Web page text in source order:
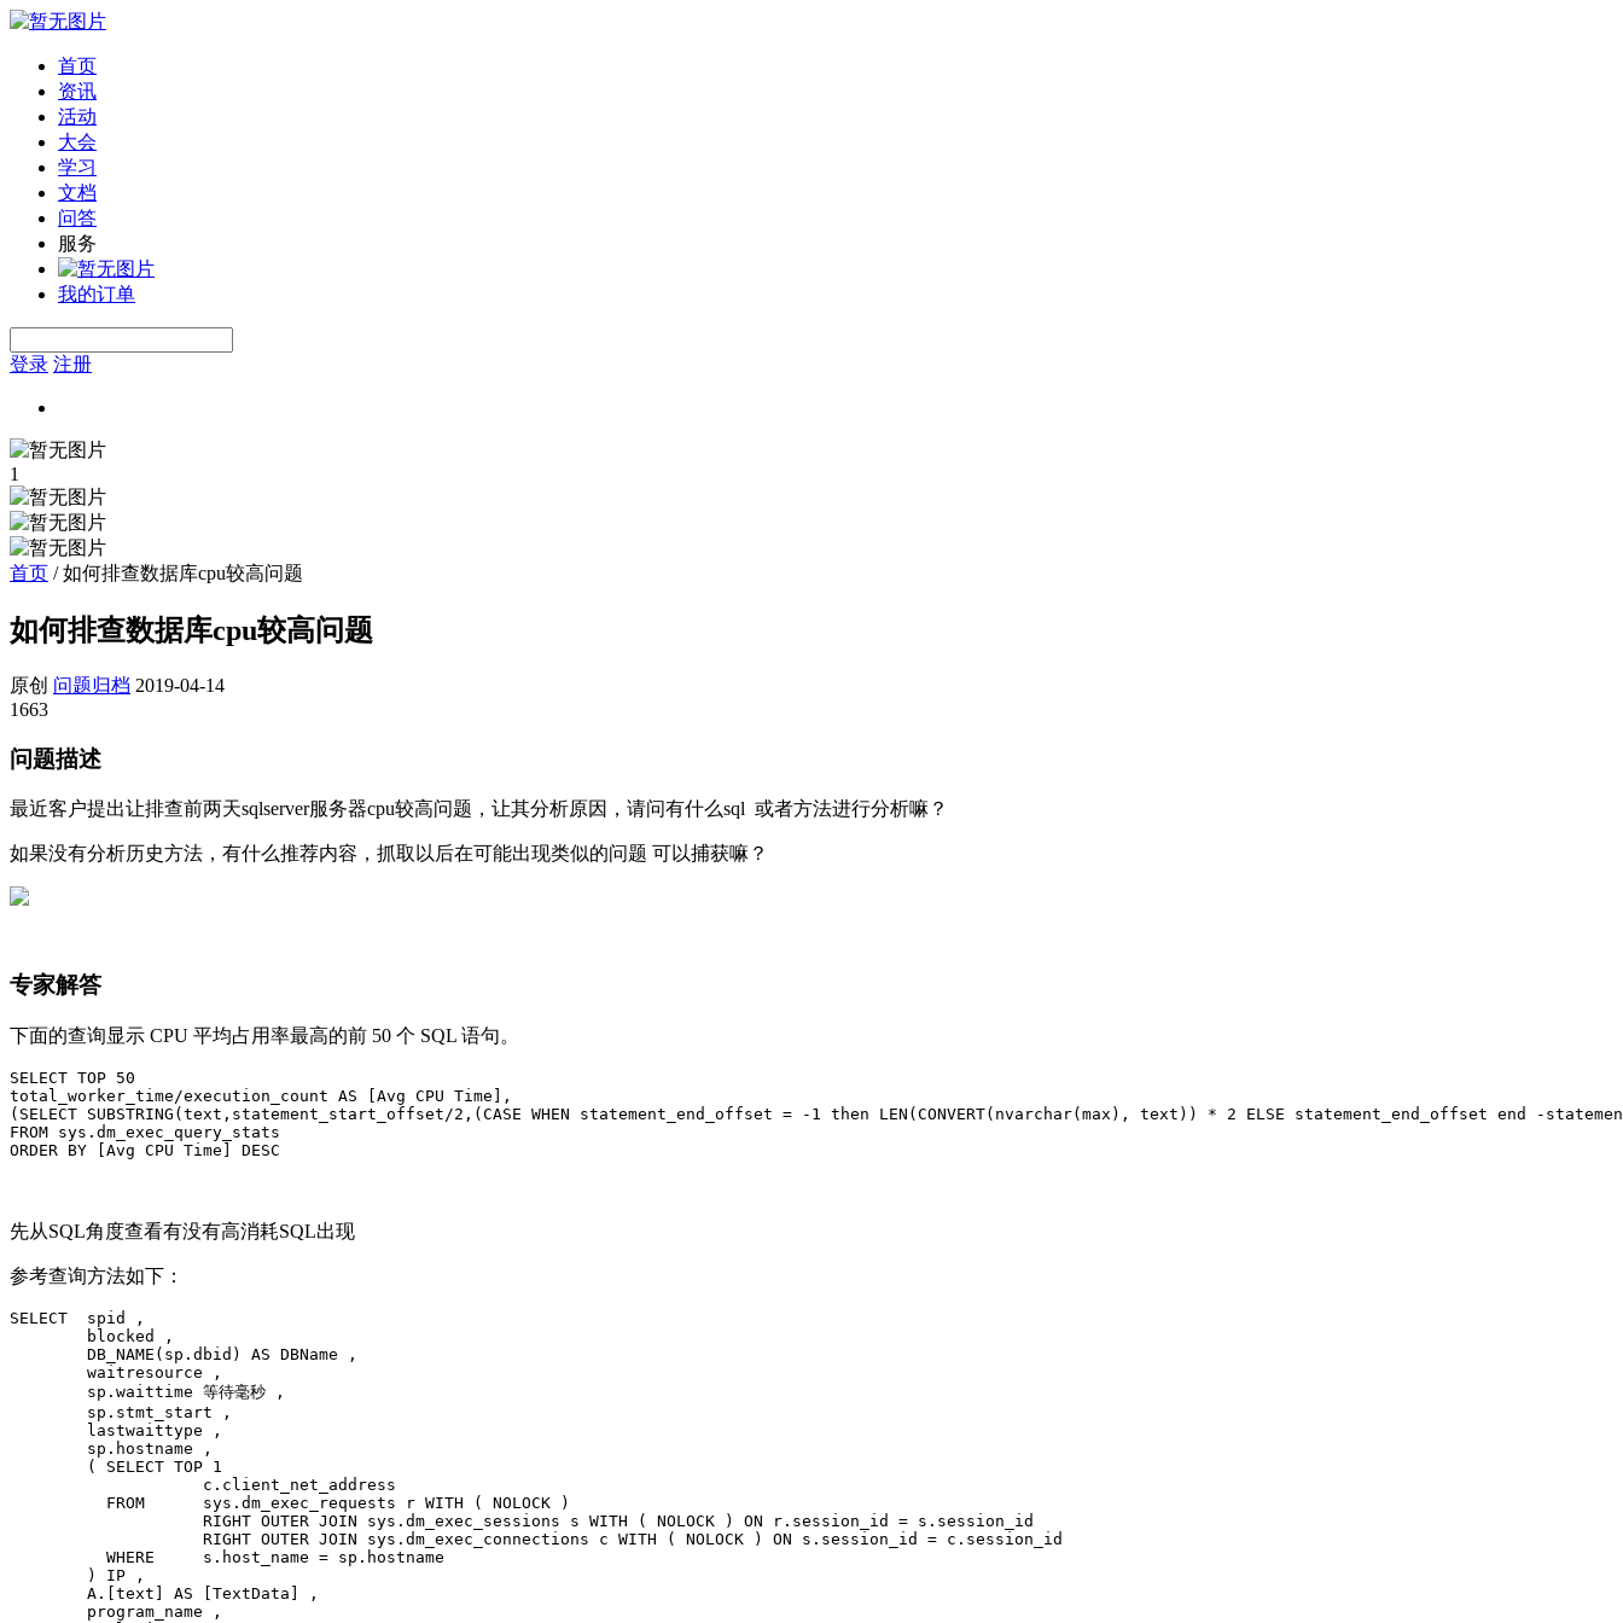
首页
资讯
活动
大会
学习
文档
问答
服务
我的订单
登录 注册
1
首页 /如何排查数据库cpu较高问题
如何排查数据库cpu较高问题
原创 问题归档 2019-04-14
1663
问题描述
最近客户提出让排查前两天sqlserver服务器cpu较高问题，让其分析原因，请问有什么sql 或者方法进行分析嘛？
如果没有分析历史方法，有什么推荐内容，抓取以后在可能出现类似的问题 可以捕获嘛？
专家解答
下面的查询显示 CPU 平均占用率最高的前 50 个 SQL 语句。
SELECT TOP 50
total_worker_time/execution_count AS [Avg CPU Time],
(SELECT SUBSTRING(text,statement_start_offset/2,(CASE WHEN statement_end_offset = -1 then LEN(CONVERT(nvarchar(max), text)) * 2 ELSE statement_end_offset end -
FROM sys.dm_exec_query_stats
ORDER BY [Avg CPU Time] DESC
先从SQL角度查看有没有高消耗SQL出现
参考查询方法如下：
SELECT  spid ,
blocked ,
DB_NAME(sp.dbid) AS DBName ,
waitresource ,
sp.waittime 等待毫秒 ,
sp.stmt_start ,
lastwaittype ,
sp.hostname ,
( SELECT TOP 1
c.client_net_address
FROM      sys.dm_exec_requests r WITH ( NOLOCK )
RIGHT OUTER JOIN sys.dm_exec_sessions s WITH ( NOLOCK ) ON r.session_id = s.session_id
RIGHT OUTER JOIN sys.dm_exec_connections c WITH ( NOLOCK ) ON s.session_id = c.session_id
WHERE     s.host_name = sp.hostname
) IP ,
A.[text] AS [TextData] ,
program_name ,